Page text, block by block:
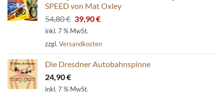
SPEED von Mat Oxley
54,80€ Ursprünglicher
Preis
54,80 €
39,90€Aktueller
39,90 €.
inkl. 7 % MwSt.
zzgl. Versandkosten
Die Dresdner Autobahnspinne
24,90€
inkl. 7 % MwSt.